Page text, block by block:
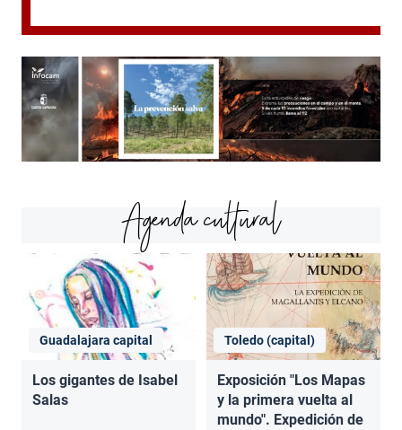
Agenda cultural
Guadalajara capital
Los gigantes de Isabel
Salas
Toledo (capital)
Exposición "Los Mapas
y la primera vuelta al
mundo". Expedición de